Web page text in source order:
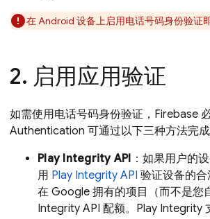
在 Android 设备上启用电话号码身份验证
启用应用验证
如需使用电话号码身份验证，Firebase
Authentication 可通过以下三种方法完成
Play Integrity API ：如果用户的
用 Play Integrity API 验证设备的合
在 Google 拥有的项目（而不是您
Integrity API 配额。Play Integrity